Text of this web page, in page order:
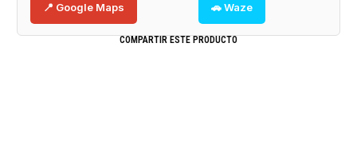
📍 Google Maps 🚗 Waze
COMPARTIR ESTE PRODUCTO